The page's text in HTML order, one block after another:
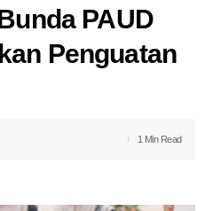
PAUD
Penguatan
1 Min Read